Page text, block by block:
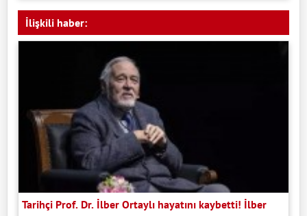
İlişkili haber:
Tarihçi Prof. Dr. İlber Ortaylı hayatını kaybetti! İlber